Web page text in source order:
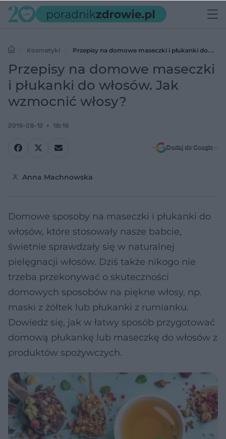
Kosmetyki
Przepisy na domowe maseczki i płukanki do
włosów. Jak wzmocnić włosy?
Przepisy na domowe maseczki
i płukanki do włosów. Jak
wzmocnić włosy?
2016-08-12 18:16
Dodaj do Google
Anna Machnowska
Domowe sposoby na maseczki i płukanki do
włosów, które stosowały nasze babcie,
świetnie sprawdzały się w naturalnej
pielęgnacji włosów. Dziś także nikogo nie
trzeba przekonywać o skuteczności
domowych sposobów na piękne włosy, np.
maski z żółtek lub płukanki z rumianku.
Dowiedz się, jak w łatwy sposób przygotować
domową płukankę lub maseczkę do włosów z
produktów spożywczych.